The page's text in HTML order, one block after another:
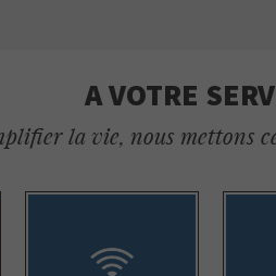
A VOTRE
la vie, nous mettons